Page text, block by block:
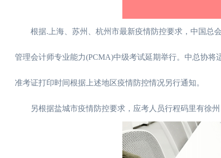
根据.上海、苏州、杭州市最新疫情防控要求，中国总会
管理会计师专业能力(PCMA)中级考试延期举行。中总协
准考证打印时间根据上述地区疫情防控情况另行通知。
另根据盐城市疫情防控要求，应考人员行程码里有徐州